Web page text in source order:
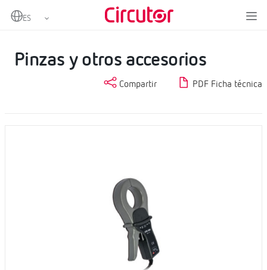
Home Medida y control
Analizadores de redes portátiles
Pinzas y otros accesorios
Compartir PDF Ficha técnica